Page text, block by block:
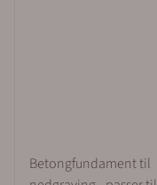
Betongfundament til